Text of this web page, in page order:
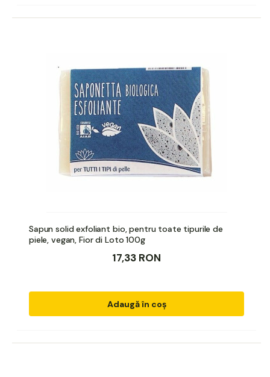
Sapun solid exfoliant bio, pentru toate tipurile de
piele, vegan, Fior di Loto 100g
17,33 RON
Adaugă în coș